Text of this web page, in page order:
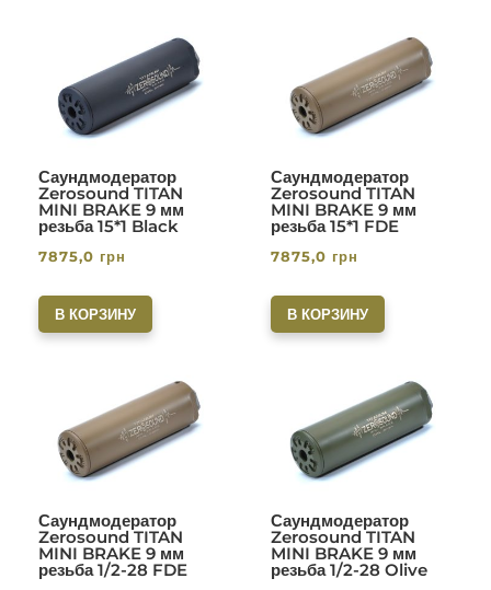
Саундмодератор
Zerosound TITAN
MINI BRAKE 9 мм
резьба 15*1 Black
7875,0 грн
В КОРЗИНУ
Саундмодератор
Zerosound TITAN
MINI BRAKE 9 мм
резьба 15*1 FDE
7875,0 грн
В КОРЗИНУ
Саундмодератор
Zerosound TITAN
MINI BRAKE 9 мм
резьба 1/2-28 FDE
Саундмодератор
Zerosound TITAN
MINI BRAKE 9 мм
резьба 1/2-28 Olive